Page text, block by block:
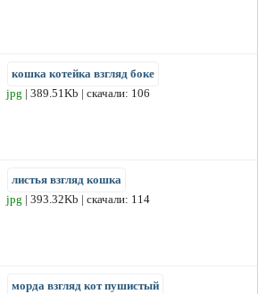
кошка котейка взгляд боке
jpg | 389.51Kb | скачали: 106
листья взгляд кошка
jpg | 393.32Kb | скачали: 114
морда взгляд кот пушистый